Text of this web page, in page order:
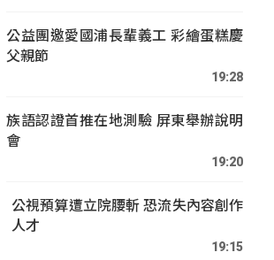
公益團邀愛國浦長輩義工 彩繪蛋糕慶
父親節
19:28
族語認證首推在地測驗 屏東舉辦說明
會
19:20
公視預算遭立院腰斬 恐流失內容創作
人才
19:15